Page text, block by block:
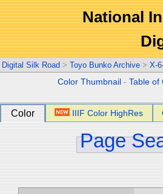
National
Digital Silk Road > Toyo Bunko Archive > X-
Color Thumbnail -Table of
Color IIIF Color HighRes
Page